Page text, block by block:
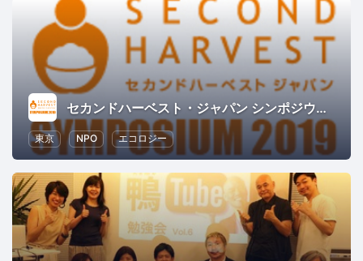
セカンドハーベスト・ジャパン シンポジウム2019
東京 NPO エコロジー